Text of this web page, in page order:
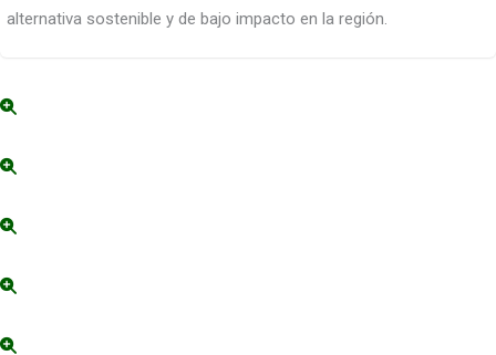
alternativa sostenible y de bajo impacto en la región.